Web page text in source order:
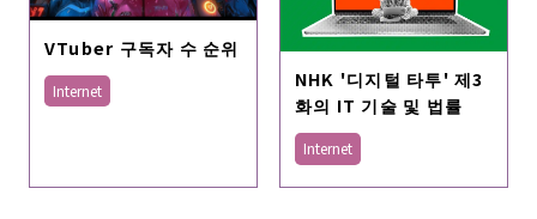
VTuber 구독자 수 순위
Internet
NHK '디지털 타투' 제3
화의 IT 기술 및 법률
Internet